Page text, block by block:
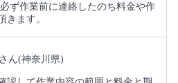
ず作業前に連絡したのち料金や作
きます。
さん(神奈川県)